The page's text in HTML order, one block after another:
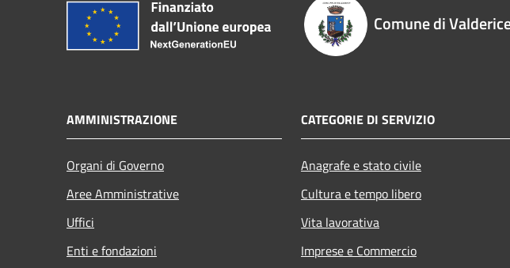
Comune di
AMMINISTRAZIONE
Organi di Governo
Aree Amministrative
Uffici
Enti e fondazioni
CATEGORIE DI SERVIZIO
Anagrafe e stato civile
Cultura e tempo libero
Vita lavorativa
Imprese e Commercio